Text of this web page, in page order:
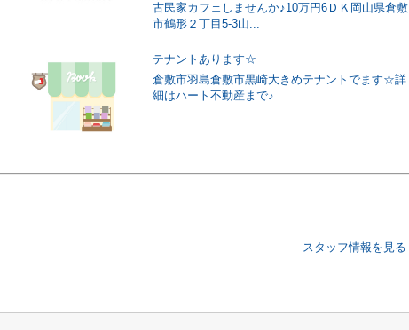
古民家カフェしませんか♪10万円6ＤＫ岡山県倉敷
市鶴形２丁目5-3山...
テナントあります☆
倉敷市羽島倉敷市黒崎大きめテナントでます☆詳
細はハート不動産まで♪
スタッフ情報を見る